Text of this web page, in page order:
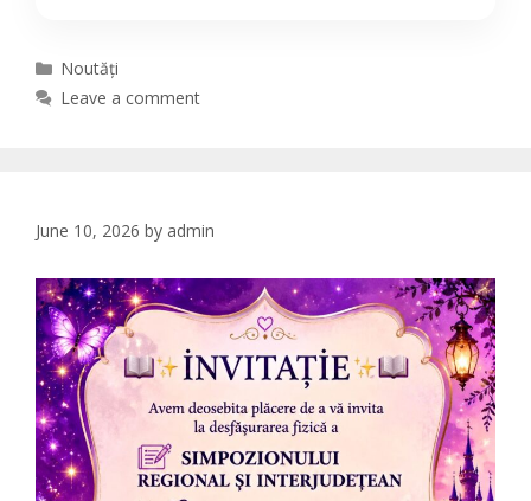
Categories
Noutăți
Leave a comment
June 10, 2026 by admin